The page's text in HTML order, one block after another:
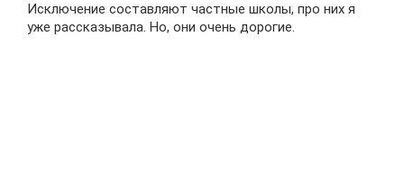
Исключение составляют частные школы, про них я
уже рассказывала. Но, они очень дорогие.